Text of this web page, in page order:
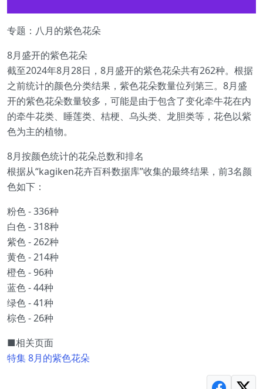
专题：八月的紫色花朵
8月盛开的紫色花朵
截至2024年8月28日，8月盛开的紫色花朵共有262种。根据
之前统计的颜色分类结果，紫色花朵数量位列第三。8月盛
开的紫色花朵数量较多，可能是由于包含了变化牵牛花在内
的牵牛花类、睡莲类、桔梗、乌头类、龙胆类等，花色以紫
色为主的植物。
8月按颜色统计的花朵总数和排名
根据从“kagiken花卉百科数据库”收集的最终结果，前3名颜
色如下：
粉色 - 336种
白色 - 318种
紫色 - 262种
黄色 - 214种
橙色 - 96种
蓝色 - 44种
绿色 - 41种
棕色 - 26种
■相关页面
特集 8月的紫色花朵